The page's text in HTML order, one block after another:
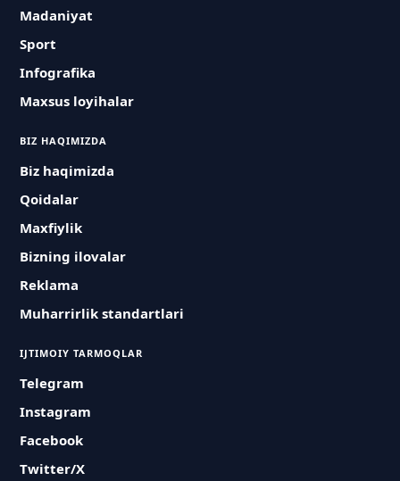
Madaniyat
Sport
Infografika
Maxsus loyihalar
BIZ HAQIMIZDA
Biz haqimizda
Qoidalar
Maxfiylik
Bizning ilovalar
Reklama
Muharrirlik standartlari
IJTIMOIY TARMOQLAR
Telegram
Instagram
Facebook
Twitter/X